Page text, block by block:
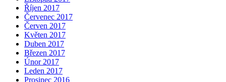
Říjen 2017
Červenec 2017
Červen 2017
Květen 2017
Duben 2017
Březen 2017
Únor 2017
Leden 2017
Prosinec 2016